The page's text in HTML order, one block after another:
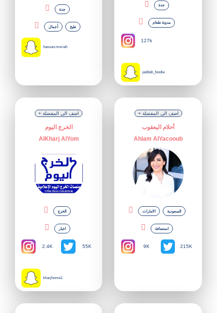
جدة
أعمال طبخ
hassan.moriah
جدة
مدونة طعام
127k
jeddah_foodie
+ اضف الى المفضلة
الخرج اليوم
AlKharj AlYom
الخرج
اخبار
2.4K 55K
kharjhome1
+ اضف الى المفضلة
أحلام اليعقوب
Ahlam AlYacooub
الامارات السعودية
استضافة
9K 215K